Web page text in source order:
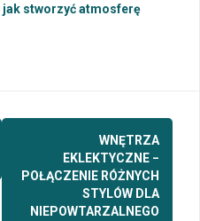
jak stworzyć atmosferę
WNĘTRZA
EKLEKTYCZNE −
POŁĄCZENIE RÓŻNYCH
STYLÓW DLA
NIEPOWTARZALNEGO